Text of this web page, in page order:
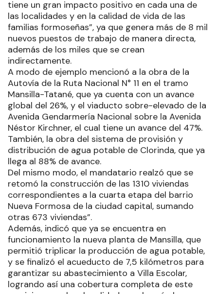
tiene un gran impacto positivo en cada una de
las localidades y en la calidad de vida de las
familias formoseñas”, ya que genera más de 8 mil
nuevos puestos de trabajo de manera directa,
además de los miles que se crean
indirectamente.
A modo de ejemplo mencionó a la obra de la
Autovía de la Ruta Nacional N° 11 en el tramo
Mansilla-Tatané, que ya cuenta con un avance
global del 26%, y el viaducto sobre-elevado de la
Avenida Gendarmería Nacional sobre la Avenida
Néstor Kirchner, el cual tiene un avance del 47%.
También, la obra del sistema de provisión y
distribución de agua potable de Clorinda, que ya
llega al 88% de avance.
Del mismo modo, el mandatario realzó que se
retomó la construcción de las 1310 viviendas
correspondientes a la cuarta etapa del barrio
Nueva Formosa de la ciudad capital, sumando
otras 673 viviendas”.
Además, indicó que ya se encuentra en
funcionamiento la nueva planta de Mansilla, que
permitió triplicar la producción de agua potable,
y se finalizó el acueducto de 7,5 kilómetros para
garantizar su abastecimiento a Villa Escolar,
logrando así una cobertura completa de este